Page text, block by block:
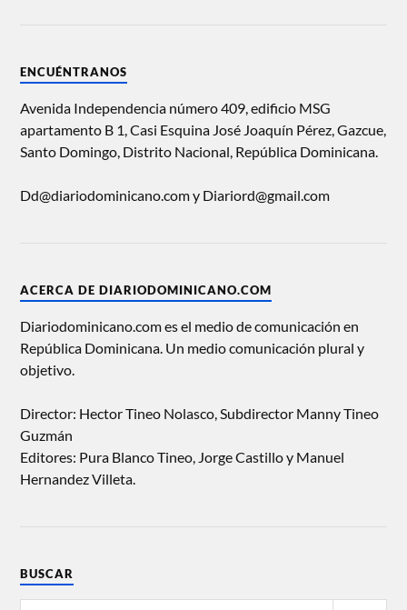
ENCUÉNTRANOS
Avenida Independencia número 409, edificio MSG
apartamento B 1, Casi Esquina José Joaquín Pérez, Gazcue,
Santo Domingo, Distrito Nacional, República Dominicana.
Dd@diariodominicano.com y Diariord@gmail.com
ACERCA DE DIARIODOMINICANO.COM
Diariodominicano.com es el medio de comunicación en
República Dominicana. Un medio comunicación plural y
objetivo.
Director: Hector Tineo Nolasco, Subdirector Manny Tineo
Guzmán
Editores: Pura Blanco Tineo, Jorge Castillo y Manuel
Hernandez Villeta.
BUSCAR